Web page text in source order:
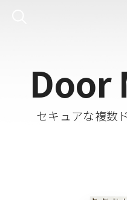
Door
セキュアな複数